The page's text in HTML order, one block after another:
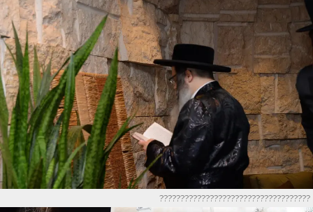
????????????????????????????????????